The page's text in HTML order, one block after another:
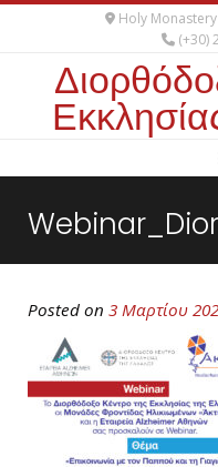
Holy Monastery
(+30)
Posted on 3 Μαρτίου